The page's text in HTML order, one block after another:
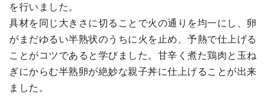
を行いました。
具材を同じ大きさに切ることで火の通りを均一にし、卵
がまだゆるい半熟状のうちに火を止め、予熱で仕上げる
ことがコツであると学びました。甘辛く煮た鶏肉と玉ね
ぎにからむ半熟卵が絶妙な親子丼に仕上げることが出来
ました。